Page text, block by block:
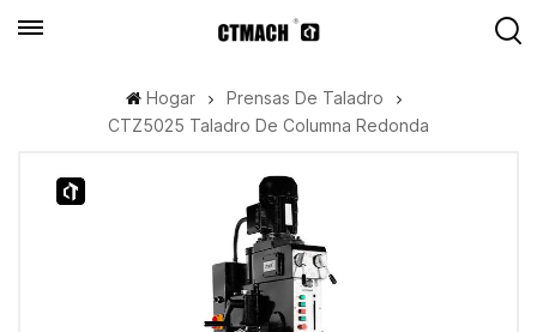
Hogar
Prensas De Taladro
CTZ5025 Taladro De Columna Redonda